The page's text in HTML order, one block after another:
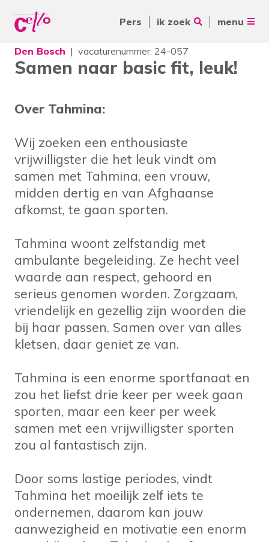
Pers ik zoek menu
Voor jou
Voor vrijwilligers
Voor verwijzers
Over Cello
werkenbijcello.nl
Waar kunnen wij jou mee
helpen?
Veelgebruikte zoektermen
Woonvormen Zorgaanbod
Den Bosch vacaturenummer: 24-057
Samen naar basic fit, leuk!
Over Tahmina:
Wij zoeken een enthousiaste
vrijwilligster die het leuk vindt om
samen met Tahmina, een vrouw,
midden dertig en van Afghaanse
afkomst, te gaan sporten.
Tahmina woont zelfstandig met
ambulante begeleiding. Ze hecht veel
waarde aan respect, gehoord en
serieus genomen worden. Zorgzaam,
vriendelijk en gezellig zijn woorden die
bij haar passen. Samen over van alles
kletsen, daar geniet ze van.
Tahmina is een enorme sportfanaat en
zou het liefst drie keer per week gaan
sporten, maar een keer per week
samen met een vrijwilligster sporten
zou al fantastisch zijn.
Door soms lastige periodes, vindt
Tahmina het moeilijk zelf iets te
ondernemen, daarom kan jouw
aanwezigheid en motivatie een enorm